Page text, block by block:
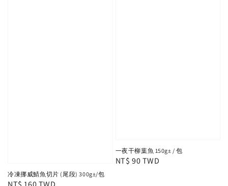
冷凍挪威鯖魚切片 (尾段) 300g±/包
一夜干柳葉魚 150g± / 包
Regular
NT$ 90 TWD